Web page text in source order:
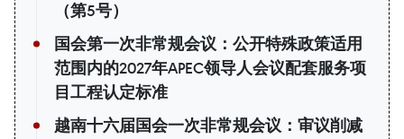
（第5号）
国会第一次非常规会议：公开特殊政策适用
范围内的2027年APEC领导人会议配套服务项
目工程认定标准
越南十六届国会一次非常规会议：审议削减